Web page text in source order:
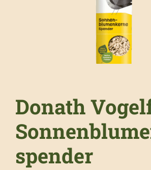
Donath
spender